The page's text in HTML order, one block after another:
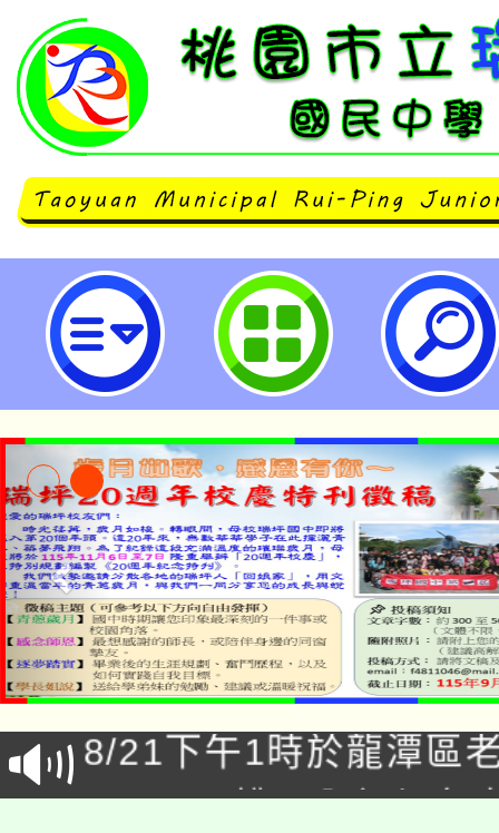
neilrpjhstyc網站設計者：徐嘉
「本色祭」8/29、30
場熱烈登場!
8/21下午1時於龍潭區
徵才活動。
YOUNG桃局內行報名